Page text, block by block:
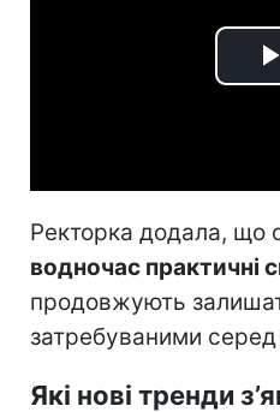
Ректорка додала, що
водночас практичні
продовжують
затребуваними серед
Які нові тренди